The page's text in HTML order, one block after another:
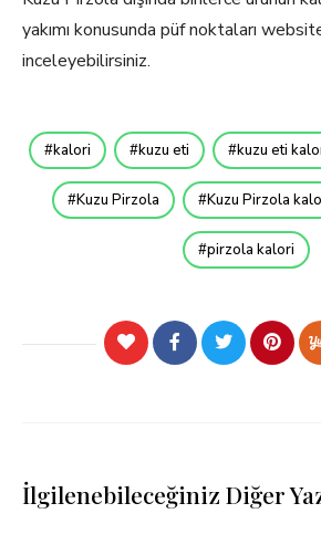
yakımı konusunda püf noktaları
inceleyebilirsiniz.
kalori kuzu eti kuzu eti
Kuzu Pirzola Kuzu Pirzola
pirzola kalori
İlgilenebileceğiniz Diğer